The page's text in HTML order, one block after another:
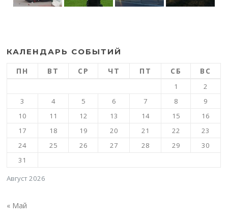
КАЛЕНДАРЬ СОБЫТИЙ
Август 2026
ПН ВТ СР ЧТ ПТ СБ ВС
1
2
3
4 5 6 7 8
9
10
11 12 13 14 15
16
17
18 19 20 21 22
23
24
25 26 27 28 29
30
31
« Май